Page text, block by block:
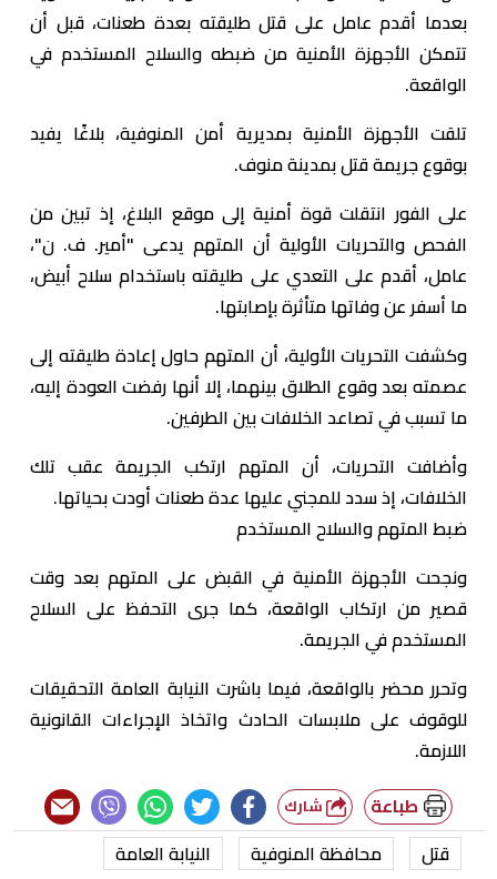
بعدما أقدم عامل على قتل طليقته بعدة طعنات، قبل أن
تتمكن الأجهزة الأمنية من ضبطه والسلاح المستخدم في
الواقعة.
تلقت الأجهزة الأمنية بمديرية أمن المنوفية، بلاغًا يفيد
بوقوع جريمة قتل بمدينة منوف.
على الفور انتقلت قوة أمنية إلى موقع البلاغ، إذ تبين من
الفحص والتحريات الأولية أن المتهم يدعى "أمير. ف. ن"،
عامل، أقدم على التعدي على طليقته باستخدام سلاح أبيض،
ما أسفر عن وفاتها متأثرة بإصابتها.
وكشفت التحريات الأولية، أن المتهم حاول إعادة طليقته إلى
عصمته بعد وقوع الطلاق بينهما، إلا أنها رفضت العودة إليه،
ما تسبب في تصاعد الخلافات بين الطرفين.
وأضافت التحريات، أن المتهم ارتكب الجريمة عقب تلك
الخلافات، إذ سدد للمجني عليها عدة طعنات أودت بحياتها.
ضبط المتهم والسلاح المستخدم
ونجحت الأجهزة الأمنية في القبض على المتهم بعد وقت
قصير من ارتكاب الواقعة، كما جرى التحفظ على السلاح
المستخدم في الجريمة.
وتحرر محضر بالواقعة، فيما باشرت النيابة العامة التحقيقات
للوقوف على ملابسات الحادث واتخاذ الإجراءات القانونية
اللازمة.
طباعة
قتل محافظة المنوفية
النيابة العامة